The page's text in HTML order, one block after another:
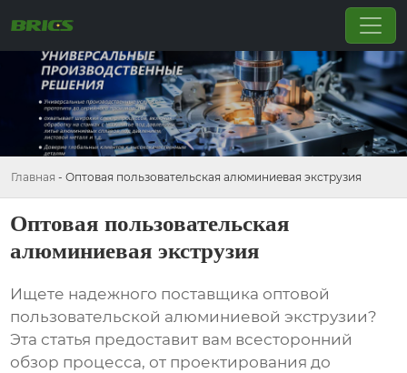
Главная - Оптовая пользовательская алюминиевая экструзия
Оптовая пользовательская
алюминиевая экструзия
Ищете надежного поставщика оптовой
пользовательской алюминиевой экструзии?
Эта статья предоставит вам всесторонний
обзор процесса, от проектирования до